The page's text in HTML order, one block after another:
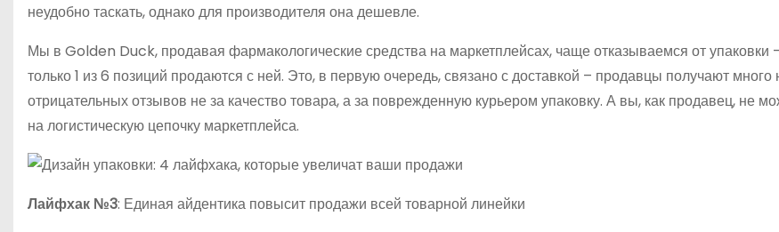
неудобно таскать, однако для производителя она дешевле.
Мы в Golden Duck, продавая фармакологические средства на маркетплейсах, чаще отказываемся от упаковки
только 1 из 6 позиций продаются с ней. Это, в первую очередь, связано с доставкой – продавцы получают много
отрицательных отзывов не за качество товара, а за поврежденную курьером упаковку. А вы, как продавец, не
на логистическую цепочку маркетплейса.
Лайфхак №3: Единая айдентика повысит продажи всей товарной линейки